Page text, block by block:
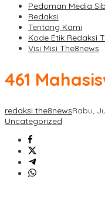
Pedoman Media
Redaksi
Tentang Kami
Kode Etik Redaksi
Visi Misi The8news
461
redaksi the8newsRabu,
Uncategorized